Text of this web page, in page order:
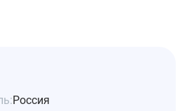
Россия